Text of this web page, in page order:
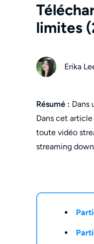
limites
Erika
Résumé : Dans
Dans cet
toute vidéo
streaming